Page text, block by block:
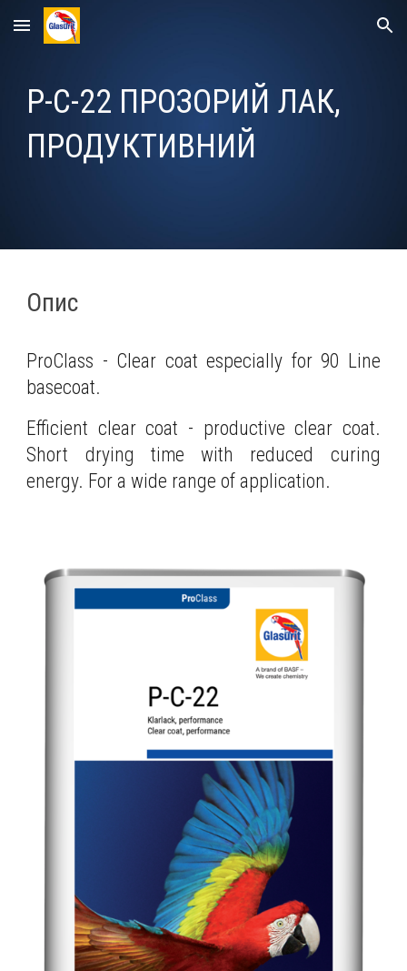
Skip to main content Skip to navigation
P-C-22 ПРОЗОРИЙ ЛАК,
ПРОДУКТИВНИЙ
Опис
ProClass - Clear coat especially for 90 Line
basecoat.
Efficient clear coat - productive clear coat.
Short drying time with reduced curing
energy. For a wide range of application.